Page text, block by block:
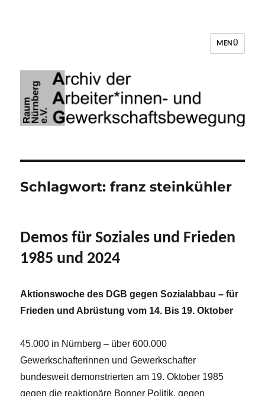
Gewerkschaftsbewegung Raum Nürnberg
MENÜ
Schlagwort:franz steinkühler
Demos für Soziales und Frieden
1985 und 2024
Aktionswoche des DGB gegen Sozialabbau – für
Frieden und Abrüstung vom 14. Bis 19. Oktober
45.000 in Nürnberg – über 600.000
Gewerkschafterinnen und Gewerkschafter
bundesweit demonstrierten am 19. Oktober 1985
gegen die reaktionäre Bonner Politik, gegen